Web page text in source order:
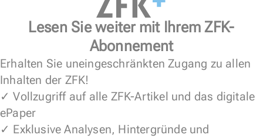
Lesen Sie weiter mit Ihrem ZFK-
Abonnement
Erhalten Sie uneingeschränkten Zugang zu allen
Inhalten der ZFK!
✓ Vollzugriff auf alle ZFK-Artikel und das digitale
ePaper
✓ Exklusive Analysen, Hintergründe und